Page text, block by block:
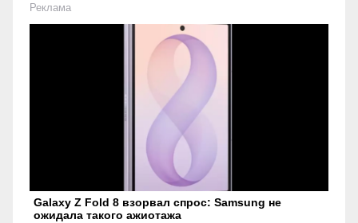
Реклама
Galaxy Z Fold 8 взорвал спрос: Samsung не
ожидала такого ажиотажа